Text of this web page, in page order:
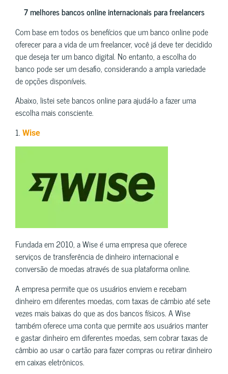
7 melhores bancos online internacionais para freelancers
Com base em todos os benefícios que um banco online pode
oferecer para a vida de um freelancer, você já deve ter decidido
que deseja ter um banco digital. No entanto, a escolha do
banco pode ser um desafio, considerando a ampla variedade
de opções disponíveis.
Abaixo, listei sete bancos online para ajudá-lo a fazer uma
escolha mais consciente.
1. Wise
Fundada em 2010, a Wise é uma empresa que oferece
serviços de transferência de dinheiro internacional e
conversão de moedas através de sua plataforma online.
A empresa permite que os usuários enviem e recebam
dinheiro em diferentes moedas, com taxas de câmbio até sete
vezes mais baixas do que as dos bancos físicos. A Wise
também oferece uma conta que permite aos usuários manter
e gastar dinheiro em diferentes moedas, sem cobrar taxas de
câmbio ao usar o cartão para fazer compras ou retirar dinheiro
em caixas eletrônicos.